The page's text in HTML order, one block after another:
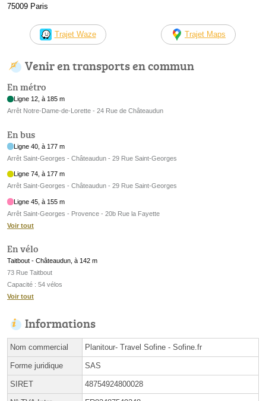
75009 Paris
Trajet Waze Trajet Maps
Venir en transports en commun
En métro
Ligne 12, à 185 m
Arrêt Notre-Dame-de-Lorette - 24 Rue de Châteaudun
En bus
Ligne 40, à 177 m
Arrêt Saint-Georges - Châteaudun - 29 Rue Saint-Georges
Ligne 74, à 177 m
Arrêt Saint-Georges - Châteaudun - 29 Rue Saint-Georges
Ligne 45, à 155 m
Arrêt Saint-Georges - Provence - 20b Rue la Fayette
Voir tout
En vélo
Taitbout - Châteaudun, à 142 m
73 Rue Taitbout
Capacité : 54 vélos
Voir tout
Informations
Nom commercial Planitour- Travel Sofine - Sofine.fr
Forme juridique SAS
SIRET 48754924800028